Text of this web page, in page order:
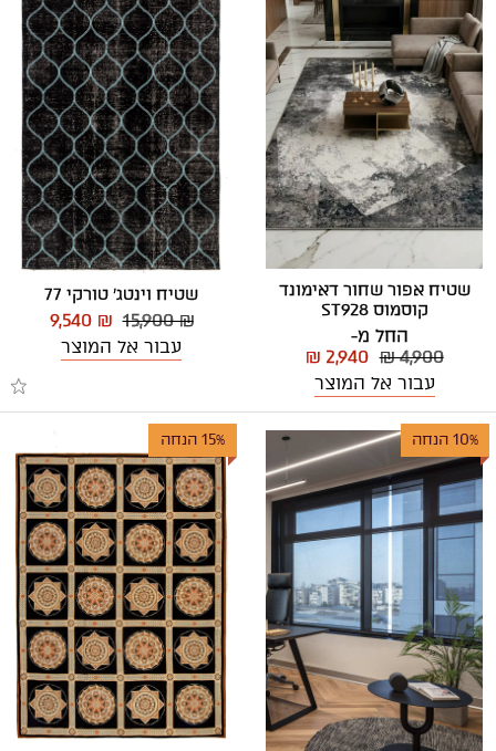
שטיח אפור שחור דאימונד
קוסמוס ST928
החל מ-
₪ 4,900
₪ 2,940
עבור אל המוצר
שטיח וינטג' טורקי 77
15,900 ₪
9,540 ₪
עבור אל המוצר
10% הנחה 15% הנחה